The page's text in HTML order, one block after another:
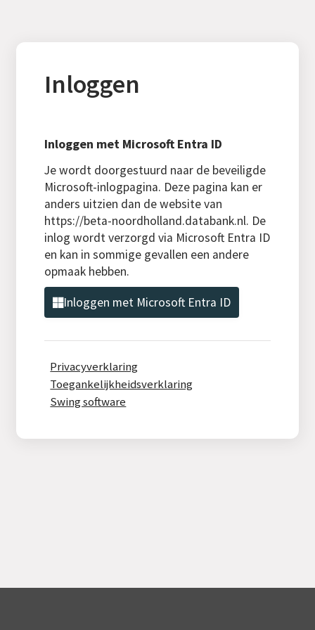
Inloggen
Inloggen met Microsoft Entra ID
Je wordt doorgestuurd naar de beveiligde
Microsoft-inlogpagina. Deze pagina kan er
anders uitzien dan de website van
https://beta-noordholland.databank.nl. De
inlog wordt verzorgd via Microsoft Entra ID
en kan in sommige gevallen een andere
opmaak hebben.
Inloggen met Microsoft Entra ID
Privacyverklaring
Toegankelijkheidsverklaring
Swing software